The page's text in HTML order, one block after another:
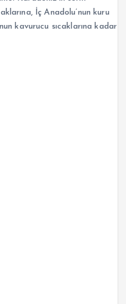
İç Anadolu’nun kuru
kavurucu sıcaklarına kadar